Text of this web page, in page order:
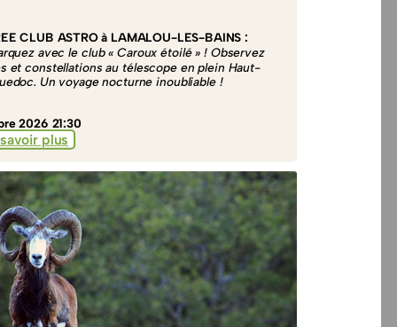
CLUB ASTRO à LAMALOU-LES-BAINS :
avec le club « Caroux étoilé » ! Observez
et constellations au télescope en plein Haut-
Un voyage nocturne inoubliable !
2026 21:30
plus